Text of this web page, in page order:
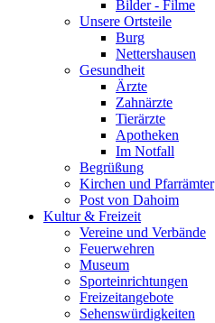
Bilder - Filme
Unsere Ortsteile
Burg
Nettershausen
Gesundheit
Ärzte
Zahnärzte
Tierärzte
Apotheken
Im Notfall
Begrüßung
Kirchen und Pfarrämter
Post von Dahoim
Kultur & Freizeit
Vereine und Verbände
Feuerwehren
Museum
Sporteinrichtungen
Freizeitangebote
Sehenswürdigkeiten